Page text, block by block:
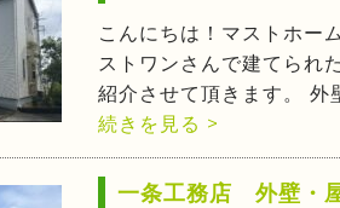
こんにちは！マストホー
ストワンさんで建てられ
紹介させて頂きます。 外
続きを見る >
一条工務店 外壁・